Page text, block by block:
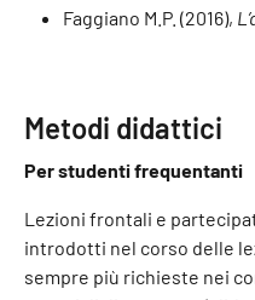
Faggiano M.P. (2016),
Metodi didattici
Per studenti frequentanti
Lezioni frontali e
introdotti nel corso delle
sempre più richieste nei